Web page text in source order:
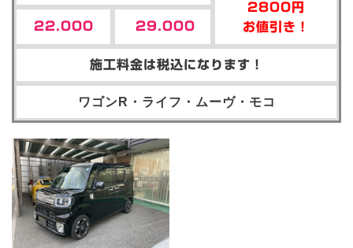
2800円
お値引き！
22.000 29.000
施工料金は税込になります！
ワゴンR・ライフ・ムーヴ・モコ